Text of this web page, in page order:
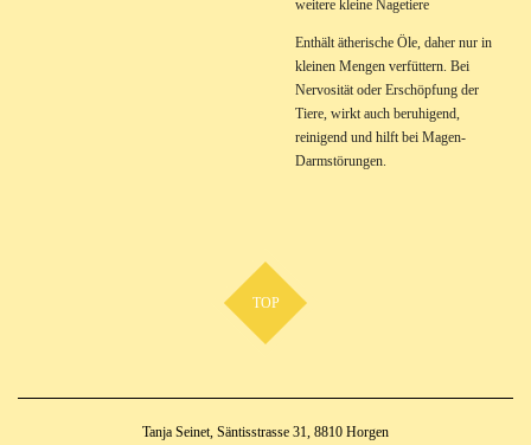
weitere kleine Nagetiere
Enthält ätherische Öle, daher nur in
kleinen Mengen verfüttern. Bei
Nervosität oder Erschöpfung der
Tiere, wirkt auch beruhigend,
reinigend und hilft bei Magen-
Darmstörungen.
TOP
Tanja Seinet, Säntisstrasse 31, 8810 Horgen